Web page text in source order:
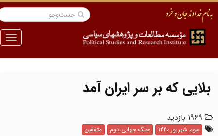
منو
بلایی که بر سر ایران آمد
1969 بازدید
سوم شهریور 1320 جنگ جهانی دوم متفقین